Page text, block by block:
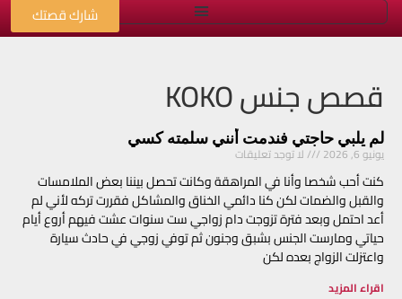
شارك قصتك
قصص جنس KOKO
لم يلبي حاجتي فندمت أنني سلمته كسي
يونيو 6, 2026 لا توجد تعليقات
كنت أحب شخصا وأنا في المراهقة وكانت تحصل بيننا بعض الملامسات
والقبل والضمات لكن كنا دائمي الخناق والمشاكل فقررت تركه لأني لم
أعد احتمل وبعد فترة تزوجت دام زواجي ست سنوات عشت فيهم أروع أيام
حياتي ومارست الجنس بشبق وجنون ثم توفي زوجي في حادث سيارة
واعتزلت الزواج بعده لكن
اقراء المزيد